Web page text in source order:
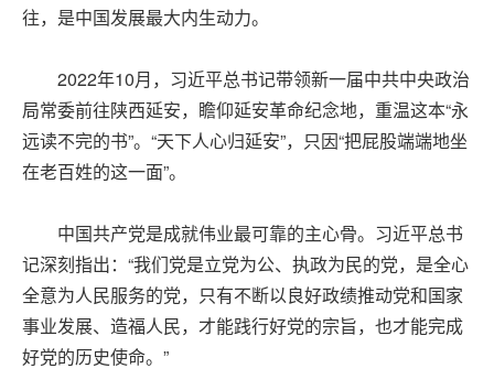
往，是中国发展最大内生动力。
2022年10月，习近平总书记带领新一届中共中央政治
局常委前往陕西延安，瞻仰延安革命纪念地，重温这本“永
远读不完的书”。“天下人心归延安”，只因“把屁股端端地坐
在老百姓的这一面”。
中国共产党是成就伟业最可靠的主心骨。习近平总书
记深刻指出：“我们党是立党为公、执政为民的党，是全心
全意为人民服务的党，只有不断以良好政绩推动党和国家
事业发展、造福人民，才能践行好党的宗旨，也才能完成
好党的历史使命。”